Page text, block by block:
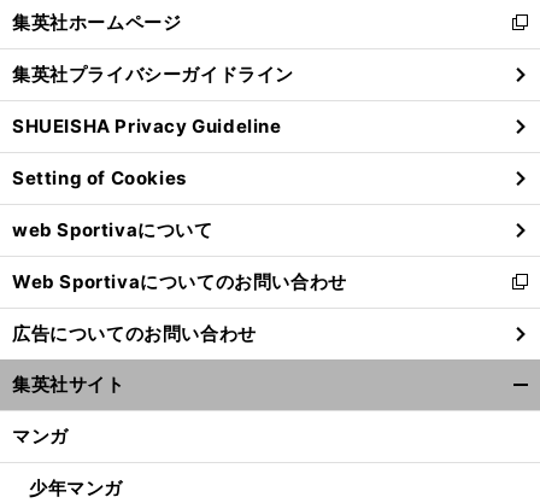
閉
る
集英社ホームページ
新
し
い
ウ
ィ
ン
ド
ウ
で
開
く
集英社プライバシーガイドライン
SHUEISHA Privacy Guideline
Setting of Cookies
web Sportivaについて
Web Sportivaについてのお問い合わせ
新
し
い
ウ
ィ
ン
ウ
広告についてのお問い合わせ
集英社サイト
マンガ
少年マンガ